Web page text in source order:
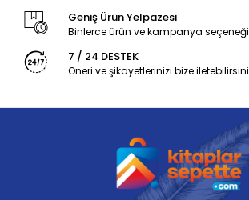
Geniş Ürün Yelpazesi
Binlerce ürün ve kampanya seçeneği
7 / 24 DESTEK
Öneri ve şikayetlerinizi bize